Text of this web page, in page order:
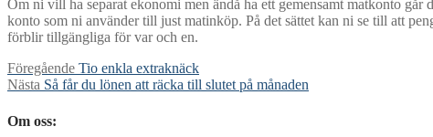
Om ni vill ha separat ekonomi men ändå ha ett gemensamt matkonto
konto som ni använder till just matinköp. På det sättet kan ni se till att
förblir tillgängliga för var och en.
Inläggsnavigering
Föregående Föregående
inlägg:
Tio enkla extraknäck
Nästa Nästa
Så får du lönen att räcka till slutet på månaden
Om oss: